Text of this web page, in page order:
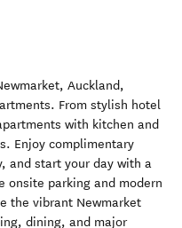
Auckland,
From stylish hotel
with kitchen and
Enjoy complimentary
and start your day with a
onsite parking and modern
the vibrant Newmarket
dining, and major